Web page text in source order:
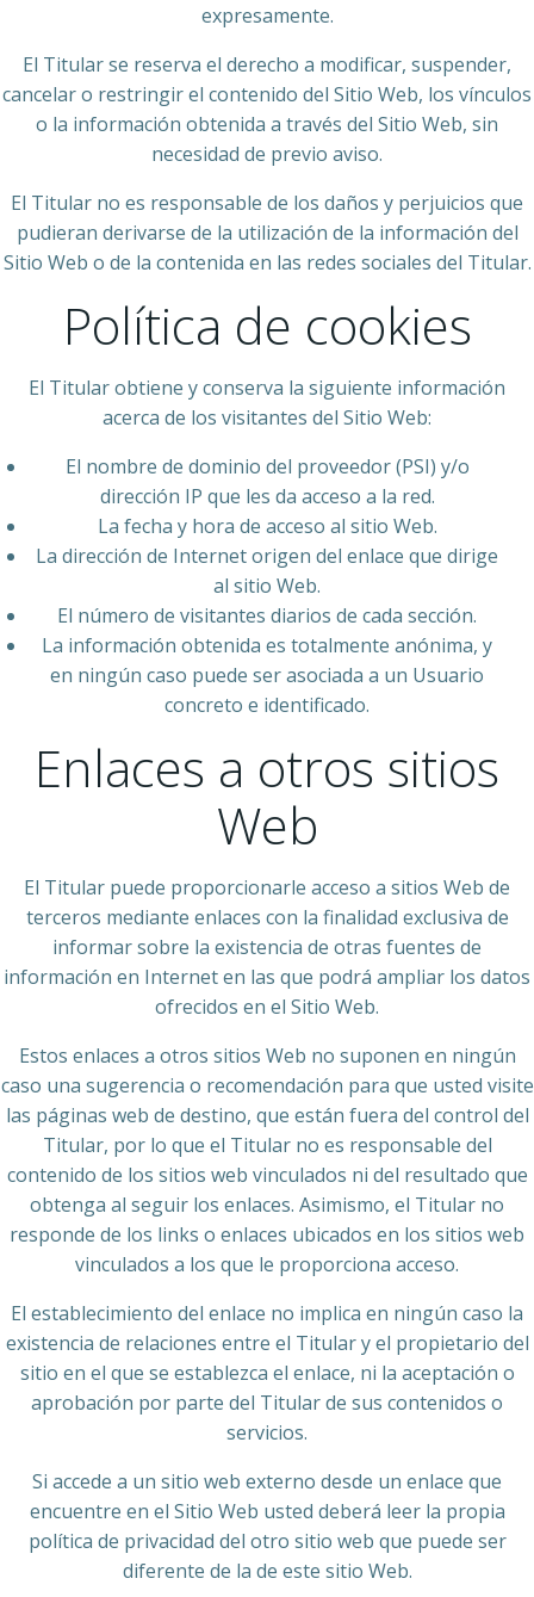
expresamente.
El Titular se reserva el derecho a modificar, suspender,
cancelar o restringir el contenido del Sitio Web, los vínculos
o la información obtenida a través del Sitio Web, sin
necesidad de previo aviso.
El Titular no es responsable de los daños y perjuicios que
pudieran derivarse de la utilización de la información del
Sitio Web o de la contenida en las redes sociales del Titular.
Política de cookies
El Titular obtiene y conserva la siguiente información
acerca de los visitantes del Sitio Web:
El nombre de dominio del proveedor (PSI) y/o
dirección IP que les da acceso a la red.
La fecha y hora de acceso al sitio Web.
La dirección de Internet origen del enlace que dirige
al sitio Web.
El número de visitantes diarios de cada sección.
La información obtenida es totalmente anónima, y
en ningún caso puede ser asociada a un Usuario
concreto e identificado.
Enlaces a otros sitios
Web
El Titular puede proporcionarle acceso a sitios Web de
terceros mediante enlaces con la finalidad exclusiva de
informar sobre la existencia de otras fuentes de
información en Internet en las que podrá ampliar los datos
ofrecidos en el Sitio Web.
Estos enlaces a otros sitios Web no suponen en ningún
caso una sugerencia o recomendación para que usted visite
las páginas web de destino, que están fuera del control del
Titular, por lo que el Titular no es responsable del
contenido de los sitios web vinculados ni del resultado que
obtenga al seguir los enlaces. Asimismo, el Titular no
responde de los links o enlaces ubicados en los sitios web
vinculados a los que le proporciona acceso.
El establecimiento del enlace no implica en ningún caso la
existencia de relaciones entre el Titular y el propietario del
sitio en el que se establezca el enlace, ni la aceptación o
aprobación por parte del Titular de sus contenidos o
servicios.
Si accede a un sitio web externo desde un enlace que
encuentre en el Sitio Web usted deberá leer la propia
política de privacidad del otro sitio web que puede ser
diferente de la de este sitio Web.